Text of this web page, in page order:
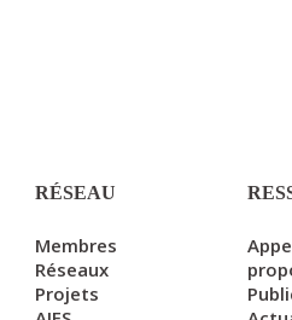
RÉSEAU
Membres
Réseaux
Projets